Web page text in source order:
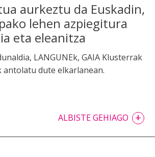
aurkeztu da Euskadin,
lehen azpiegitura
eta eleanitza
LANGUNEk, GAIA Klusterrak
dute elkarlanean.
ALBISTE GEHIAGO +